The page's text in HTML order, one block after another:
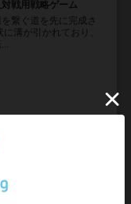
戦用戦略ゲーム
繋ぐ道を先に完成さ
溝が引かれており、